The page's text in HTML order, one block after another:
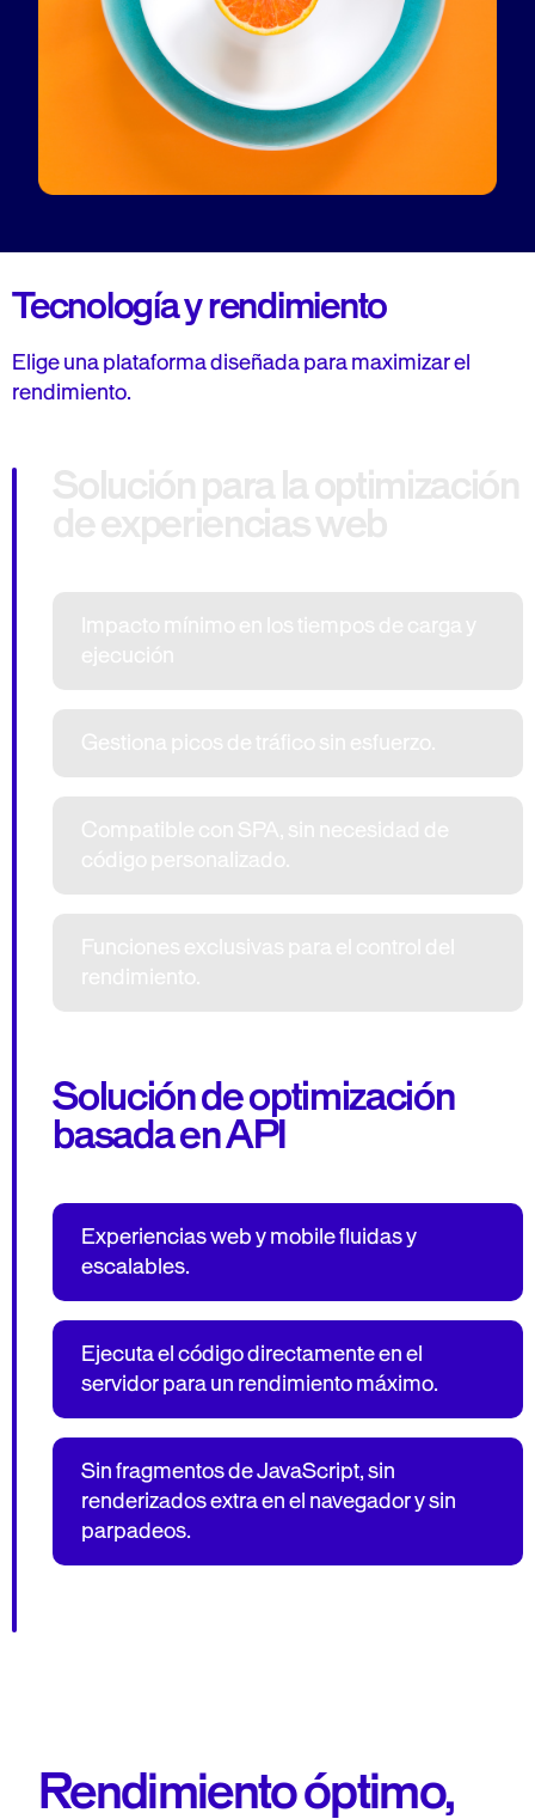
Tecnología y rendimiento
Elige una plataforma diseñada para maximizar el
rendimiento.
Solución de optimización
basada en API
Experiencias web y mobile fluidas y
escalables.
Ejecuta el código directamente en el
servidor para un rendimiento máximo.
Sin fragmentos de JavaScript, sin
renderizados extra en el navegador y sin
parpadeos.
Rendimiento óptimo,